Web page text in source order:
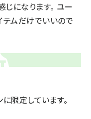
になります。 ユー
ムだけでいいので
限定しています。